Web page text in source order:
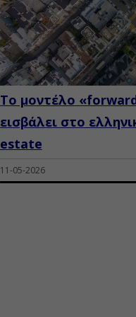
Το μοντέλο
εισβάλει στο
estate
11-05-2026